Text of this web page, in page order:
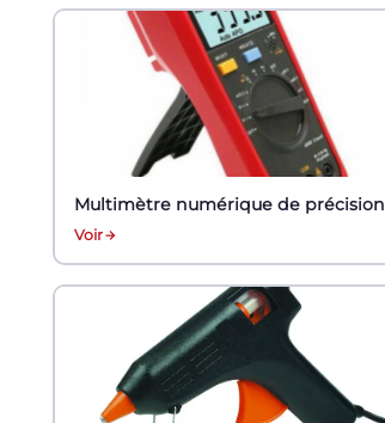
Multimètre numérique de précision
Voir